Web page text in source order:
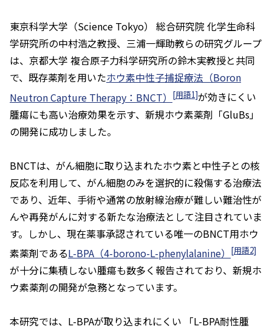
東京科学大学（Science Tokyo） 総合研究院 化学生命科
学研究所の中村浩之教授、三浦一輝助教らの研究グループ
は、京都大学 複合原子力科学研究所の鈴木実教授と共同
で、既存薬剤を用いたホウ素中性子捕捉療法（Boron
Neutron Capture Therapy：BNCT）
[用語1]が効きにくい
腫瘍にも高い治療効果を示す、新規ホウ素薬剤「GluBs」
の開発に成功しました。
BNCTは、がん細胞に取り込まれたホウ素と中性子との核
反応を利用して、がん細胞のみを選択的に殺傷する治療法
であり、近年、手術や通常の放射線治療が難しい難治性が
んや再発がんに対する新たな治療法として注目されていま
す。しかし、現在薬事承認されている唯一のBNCT用ホウ
素薬剤であるL-BPA（4-borono-L-phenylalanine） [用語2]
が十分に集積しない腫瘍も数多く報告されており、新規ホ
ウ素薬剤の開発が急務となっています。
本研究では、L-BPAが取り込まれにくい 「L-BPA耐性腫